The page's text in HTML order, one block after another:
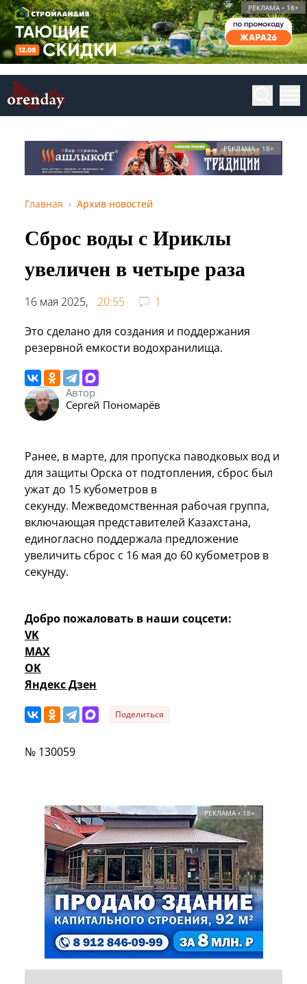
РЕКЛАМА • 18+
РЕКЛАМА • 18+
Главная Архив новостей
Сброс воды с Ириклы
увеличен в четыре раза
16 мая 2025, 20:55
1
Это сделано для создания и поддержания
резервной емкости водохранилища.
Автор
Сергей Пономарёв
Ранее, в марте, для пропуска паводковых вод и
для защиты Орска от подтопления, сброс был
ужат до 15 кубометров в
секунду. Межведомственная рабочая группа,
включающая представителей Казахстана,
единогласно поддержала предложение
увеличить сброс с 16 мая до 60 кубометров в
секунду.
Добро пожаловать в наши соцсети:
VK
MAX
OK
Яндекс Дзен
Поделиться
№ 130059
РЕКЛАМА • 18+